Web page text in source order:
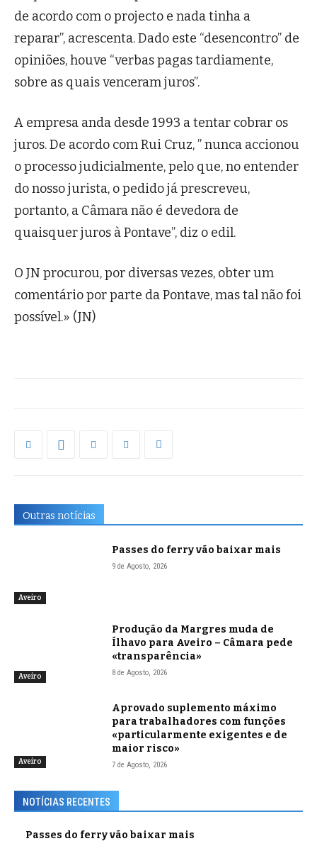
de acordo com o projecto e nada tinha a
reparar”, acrescenta. Dado este “desencontro” de
opiniões, houve “verbas pagas tardiamente,
sobre as quais venceram juros”.
A empresa anda desde 1993 a tentar cobrar os
juros. De acordo com Rui Cruz, ” nunca accionou
o processo judicialmente, pelo que, no entender
do nosso jurista, o pedido já prescreveu,
portanto, a Câmara não é devedora de
quaisquer juros à Pontave”, diz o edil.
O JN procurou, por diversas vezes, obter um
comentário por parte da Pontave, mas tal não foi
possível.» (JN)
Outras notícias
Aveiro
Passes do ferry vão baixar mais
9 de Agosto, 2026
Aveiro
Produção da Margres muda de
Ílhavo para Aveiro – Câmara pede
«transparência»
8 de Agosto, 2026
Aveiro
Aprovado suplemento máximo
para trabalhadores com funções
«particularmente exigentes e de
maior risco»
7 de Agosto, 2026
NOTÍCIAS RECENTES
Passes do ferry vão baixar mais